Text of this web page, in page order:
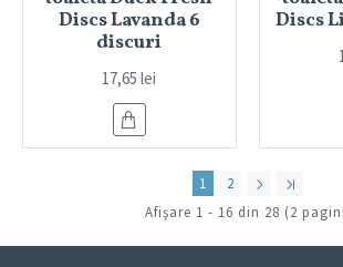
Discs Lavanda 6
discuri
17,65 lei
Discs
1
2
Afişare 1 - 16 din 28 (2